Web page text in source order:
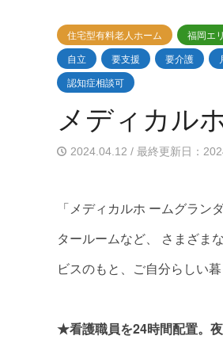
住宅型有料老人ホーム 福岡エ
自立
要支援 要介護
認知症相談可
メディカル
2024.04.12 / 最終更新日：
「メディカルホ ームグラ
タールームなど、 さまざま
ビスのもと、ご自分らしい
★看護職員を24時間配置。